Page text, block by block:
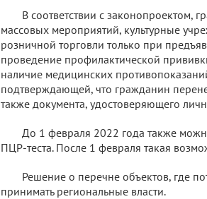
В соответствии с законопроектом,
массовых мероприятий, культурные
розничной торговли только при
проведение профилактической
наличие медицинских
подтверждающей, что гражданин
также документа, удостоверяющего
До 1 февраля 2022 года также
ПЦР-теста. После 1 февраля такая
Решение о перечне объектов, где
принимать региональные власти.